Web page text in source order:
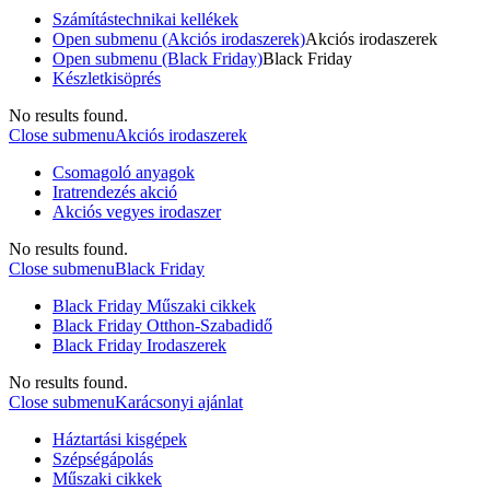
Számítástechnikai kellékek
Open submenu (Akciós irodaszerek)Akciós irodaszerek
Open submenu (Black Friday)Black Friday
Készletkisöprés
No results found.
Close submenuAkciós irodaszerek
Csomagoló anyagok
Iratrendezés akció
Akciós vegyes irodaszer
No results found.
Close submenuBlack Friday
Black Friday Műszaki cikkek
Black Friday Otthon-Szabadidő
Black Friday Irodaszerek
No results found.
Close submenuKarácsonyi ajánlat
Háztartási kisgépek
Szépségápolás
Műszaki cikkek